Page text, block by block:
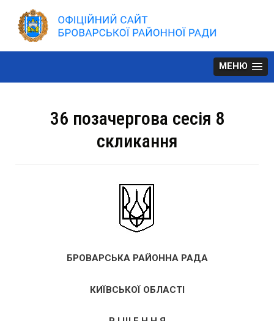
to
content
МЕНЮ
36 позачергова сесія 8
скликання
БРОВАРСЬКА РАЙОННА РАДА
КИЇВСЬКОЇ ОБЛАСТІ